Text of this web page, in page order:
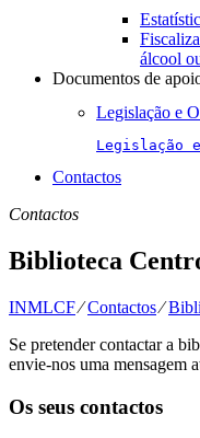
álcool
Documentos de
Legislação e
Legislação
Contactos
Contactos
Biblioteca
INMLCF⁄Contactos⁄
Se pretender contactar a
envie-nos uma mensagem
Os seus contactos